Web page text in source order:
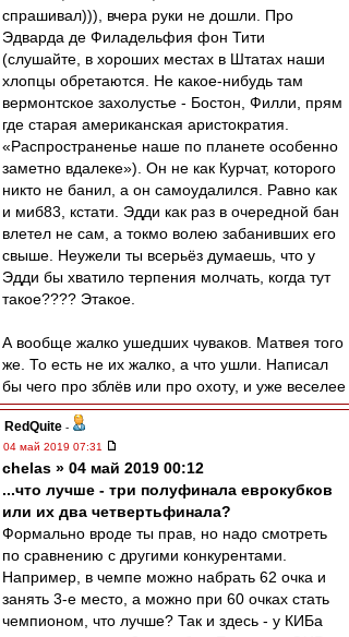
спрашивал))), вчера руки не дошли. Про
Эдварда де Филадельфия фон Тити
(слушайте, в хороших местах в Штатах наши
хлопцы обретаются. Не какое-нибудь там
вермонтское захолустье - Бостон, Филли, прям
где старая американская аристократия.
«Распространенье наше по планете особенно
заметно вдалеке»). Он не как Курчат, которого
никто не банил, а он самоудалился. Равно как
и миб83, кстати. Эдди как раз в очередной бан
влетел не сам, а токмо волею забанивших его
свыше. Неужели ты всерьёз думаешь, что у
Эдди бы хватило терпения молчать, когда тут
такое???? Этакое.
А вообще жалко ушедших чуваков. Матвея того
же. То есть не их жалко, а что ушли. Написал
бы чего про зблёв или про охоту, и уже веселее
RedQuite -
04 май 2019 07:31
chelas » 04 май 2019 00:12
...что лучше - три полуфинала еврокубков
или их два четвертьфинала?
Формально вроде ты прав, но надо смотреть
по сравнению с другими конкурентами.
Например, в чемпе можно набрать 62 очка и
занять 3-е место, а можно при 60 очках стать
чемпионом, что лучше? Так и здесь - у КИБа